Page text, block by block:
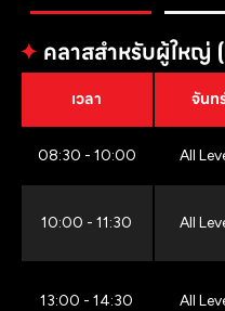
✦ คลาสสำหรับผู้ใหญ่
เวลา จันท
08:30 - 10:00 All
10:00 - 11:30 All
13:00 - 14:30 All